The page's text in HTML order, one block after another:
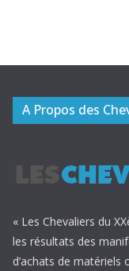
A Propos des
« Les Chevaliers du
les résultats des
d’achats de matériels